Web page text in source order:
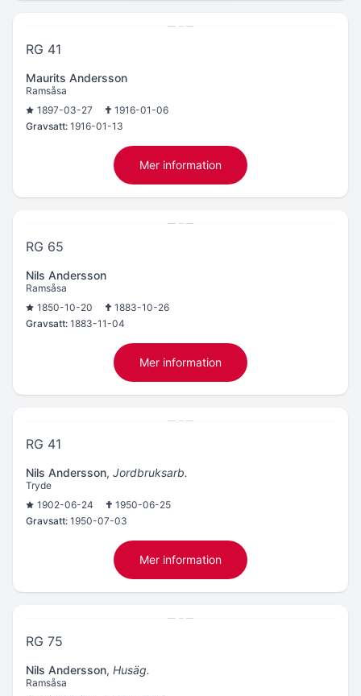
RG 41
Maurits Andersson
Ramsåsa
1897-03-27
1916-01-06
Gravsatt: 1916-01-13
Mer information
RG 65
Nils Andersson
Ramsåsa
1850-10-20
1883-10-26
Gravsatt: 1883-11-04
Mer information
RG 41
Nils Andersson, Jordbruksarb.
Tryde
1902-06-24
1950-06-25
Gravsatt: 1950-07-03
Mer information
RG 75
Nils Andersson, Husäg.
Ramsåsa